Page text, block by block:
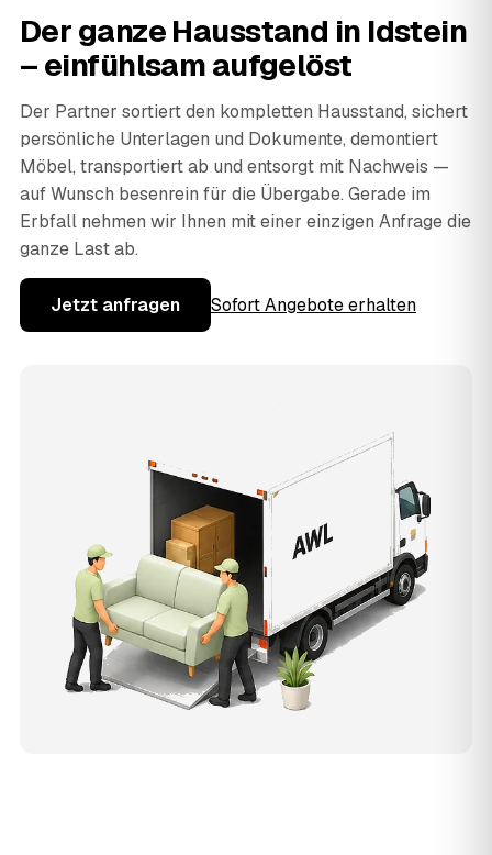
Der ganze Hausstand in Idstein
– einfühlsam aufgelöst
Der Partner sortiert den kompletten Hausstand, sichert
persönliche Unterlagen und Dokumente, demontiert
Möbel, transportiert ab und entsorgt mit Nachweis —
auf Wunsch besenrein für die Übergabe. Gerade im
Erbfall nehmen wir Ihnen mit einer einzigen Anfrage die
ganze Last ab.
Jetzt anfragen Sofort Angebote erhalten